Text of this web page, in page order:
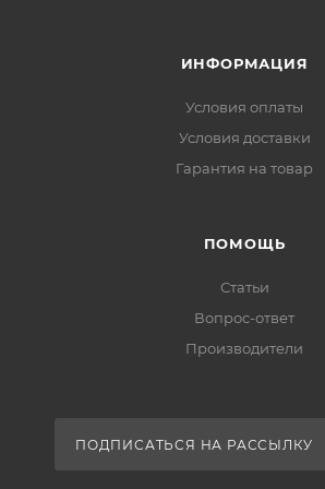
ИНФОРМАЦИЯ
Условия оплаты
Условия доставки
Гарантия на товар
ПОМОЩЬ
Статьи
Вопрос-ответ
Производители
ПОДПИСАТЬСЯ НА РАССЫЛКУ